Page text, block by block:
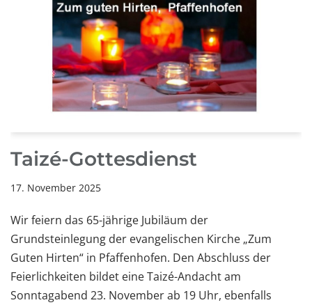
Taizé-Gottesdienst
17. November 2025
Wir feiern das 65-jährige Jubiläum der
Grundsteinlegung der evangelischen Kirche „Zum
Guten Hirten“ in Pfaffenhofen. Den Abschluss der
Feierlichkeiten bildet eine Taizé-Andacht am
Sonntagabend 23. November ab 19 Uhr, ebenfalls